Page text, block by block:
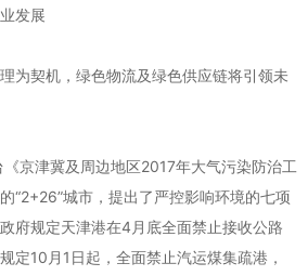
发展
契机，绿色物流及绿色供应链将引领未
津冀及周边地区2017年大气污染防治工
“2+26”城市，提出了严控影响环境的七项
府规定天津港在4月底全面禁止接收公路
定10月1日起，全面禁止汽运煤集疏港，